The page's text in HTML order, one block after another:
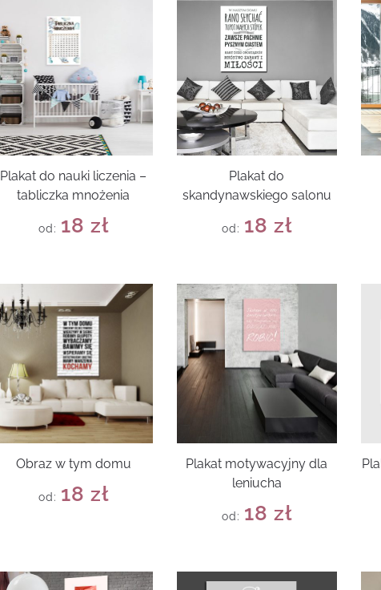
Plakat do nauki liczenia –
tabliczka mnożenia
od: 18 zł
Plakat do
skandynawskiego salonu
od: 18 zł
Obraz w tym domu
od: 18 zł
Plakat motywacyjny dla
leniucha
od: 18 zł